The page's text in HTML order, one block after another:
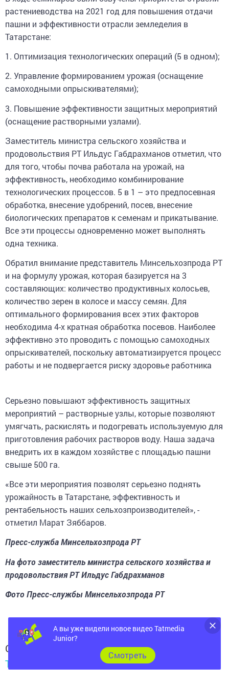
пашни и эффективности отрасли земледелия в
Татарстане:
1. Оптимизация технологических операций (5 в одном);
2. Управление формированием урожая (оснащение
самоходными опрыскивателями);
(оснащение растворными узлами).
Заместитель министра сельского хозяйства и
продовольствия РТ Ильдус Габдрахманов отметил, что
для того, чтобы почва работала на урожай, на
эффективность, необходимо комбинирование
технологических процессов. 5 в 1 – это предпосевная
обработка, внесение удобрений, посев, внесение
биологических препаратов к семенам и прикатывание.
Все эти процессы одновременно может выполнять
одна техника.
и на формулу урожая, которая базируется на 3
составляющих: количество продуктивных колосьев,
количество зерен в колосе и массу семян. Для
оптимального формирования всех этих факторов
необходима 4-х кратная обработка посевов. Наиболее
эффективно это проводить с помощью самоходных
опрыскивателей, поскольку автоматизируется процесс
работы и не подвергается риску здоровье работника
мероприятий – растворные узлы, которые позволяют
умягчать, раскислять и подогревать используемую для
приготовления рабочих растворов воду. Наша задача
внедрить их в каждом хозяйстве с площадью пашни
свыше 500 га.
урожайность в Татарстане, эффективность и
рентабельность наших сельхозпроизводителей», -
отметил Марат Зяббаров.
Пресс-служба Минсельхозпрода РТ
продовольствия РТ Ильдус Габдрахманов
Фото Пресс-службы Минсельхозпрода РТ
Следите за самым важным и интересным в
Telegram-канале
Татмедиа
А вы уже видели новое видео Tatmedia
Junior?
Cмотреть